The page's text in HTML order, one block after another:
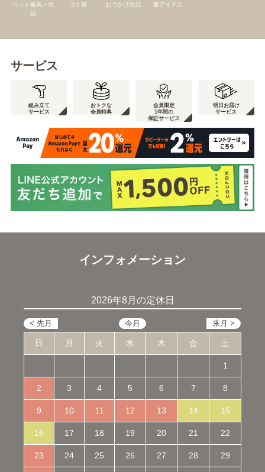
ペット家具・用
品
ゴミ箱 おでかけ用品 夏アイテム
サービス
組み立て
サービス
おトクな
会員特典
会員限定
1年間の
保証サービス
明日お届け
サービス
インフォメーション
2026年8月の定休日
日 月 火 水 木 金 土
1
2 3 4 5 6 7 8
9 10 11 12 13 14 15
16 17 18 19 20 21 22
23 24 25 26 27 28 29